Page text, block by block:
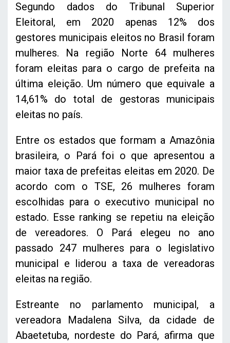
Segundo dados do Tribunal Superior
Eleitoral, em 2020 apenas 12% dos
gestores municipais eleitos no Brasil foram
mulheres. Na região Norte 64 mulheres
foram eleitas para o cargo de prefeita na
última eleição. Um número que equivale a
14,61% do total de gestoras municipais
eleitas no país.
Entre os estados que formam a Amazônia
brasileira, o Pará foi o que apresentou a
maior taxa de prefeitas eleitas em 2020. De
acordo com o TSE, 26 mulheres foram
escolhidas para o executivo municipal no
estado. Esse ranking se repetiu na eleição
de vereadores. O Pará elegeu no ano
passado 247 mulheres para o legislativo
municipal e liderou a taxa de vereadoras
eleitas na região.
Estreante no parlamento municipal, a
vereadora Madalena Silva, da cidade de
Abaetetuba, nordeste do Pará, afirma que